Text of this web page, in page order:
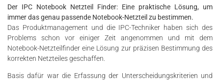
Der IPC Notebook Netzteil Finder: Eine praktische Lösung, um
immer das genau passende Notebook-Netzteil zu bestimmen.
Das Produktmanagement und die IPC-Techniker haben sich des
Problems schon vor einiger Zeit angenommen und mit dem
Notebook-Netzteilfinder eine Lösung zur präzisen Bestimmung des
korrekten Netzteiles geschaffen.
Basis dafür war die Erfassung der Unterscheidungskriterien und